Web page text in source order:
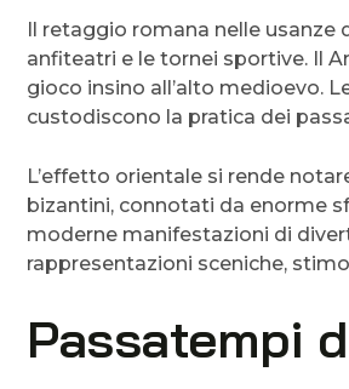
Il retaggio romana nelle
anfiteatri e le tornei sportive. Il
gioco insino all’alto medioevo.
custodiscono la pratica dei
L’effetto orientale si rende
bizantini, connotati da enorme
moderne manifestazioni di
rappresentazioni sceniche,
Passatempi